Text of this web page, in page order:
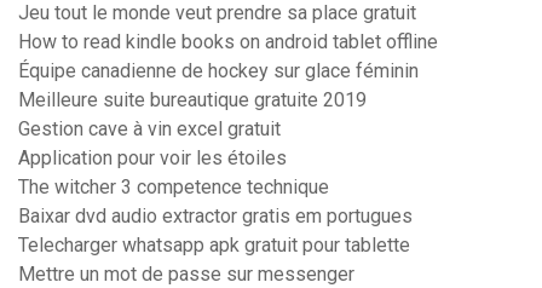
Jeu tout le monde veut prendre sa place gratuit
How to read kindle books on android tablet offline
Équipe canadienne de hockey sur glace féminin
Meilleure suite bureautique gratuite 2019
Gestion cave à vin excel gratuit
Application pour voir les étoiles
The witcher 3 competence technique
Baixar dvd audio extractor gratis em portugues
Telecharger whatsapp apk gratuit pour tablette
Mettre un mot de passe sur messenger